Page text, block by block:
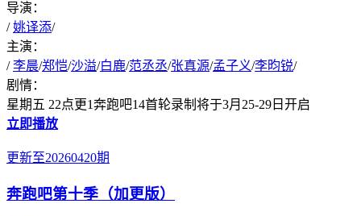
导演：
/ 姚译添/
主演：
/ 李晨/郑恺/沙溢/白鹿/范丞丞/张真源/孟子义/李昀锐/
剧情：
星期五 22点更1奔跑吧14首轮录制将于3月25-29日开启
立即播放
更新至20260420期
奔跑吧第十季（加更版）